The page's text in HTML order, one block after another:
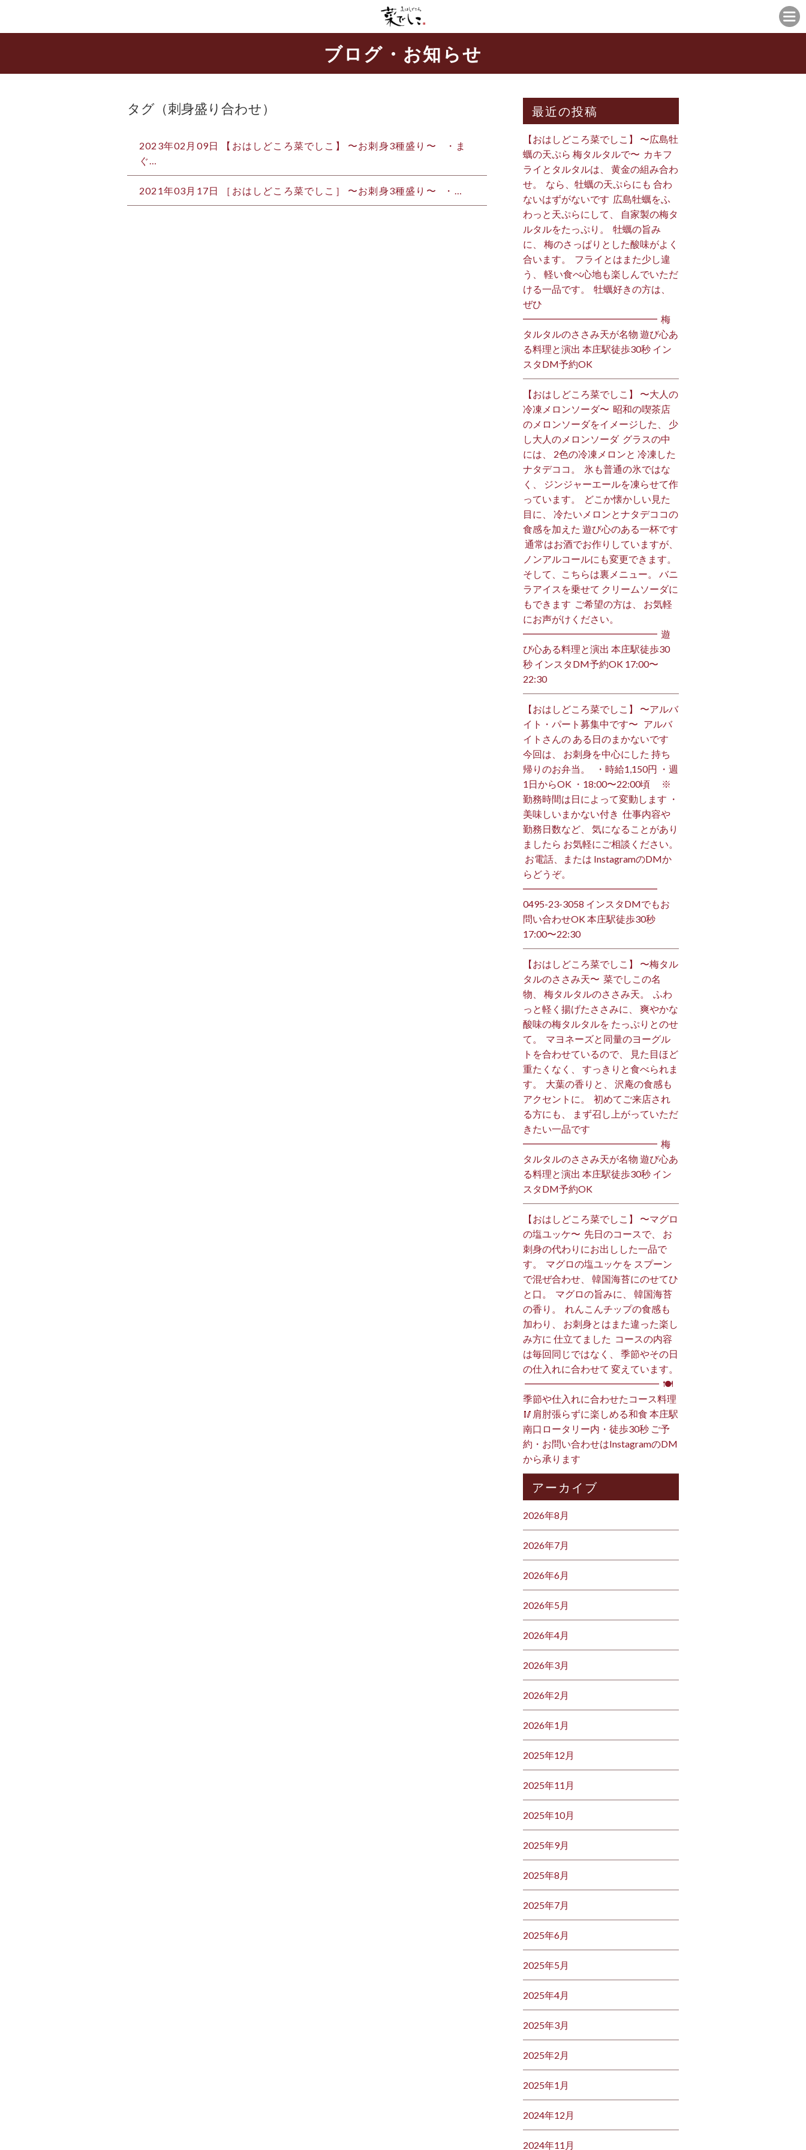
ブログ・お知らせ
タグ（刺身盛り合わせ）
2023年02月09日 【おはしどころ菜でしこ】 〜お刺身3種盛り〜 ⁡ ⁡ ・ま
ぐ…
2021年03月17日 ［おはしどころ菜でしこ］ 〜お刺身3種盛り〜 ・…
最近の投稿
【おはしどころ菜でしこ】 〜広島牡
蠣の天ぷら 梅タルタルで〜 ⁡ カキフ
ライとタルタルは、 黄金の組み合わ
せ。 ⁡ なら、牡蠣の天ぷらにも 合わ
ないはずがないです ⁡ 広島牡蠣をふ
わっと天ぷらにして、 自家製の梅タ
ルタルをたっぷり。 ⁡ 牡蠣の旨み
に、 梅のさっぱりとした酸味がよく
合います。 ⁡ フライとはまた少し違
う、 軽い食べ心地も楽しんでいただ
ける一品です。 ⁡ 牡蠣好きの方は、
ぜひ ⁡
━━━━━━━━━━━━━━ ⁡ 梅
タルタルのささみ天が名物 遊び心あ
る料理と演出 本庄駅徒歩30秒 イン
スタDM予約OK ⁡
【おはしどころ菜でしこ】 〜大人の
冷凍メロンソーダ〜 ⁡ 昭和の喫茶店
のメロンソーダをイメージした、 少
し大人のメロンソーダ ⁡ グラスの中
には、 2色の冷凍メロンと 冷凍した
ナタデココ。 ⁡ 氷も普通の氷ではな
く、 ジンジャーエールを凍らせて作
っています。 ⁡ どこか懐かしい見た
目に、 冷たいメロンとナタデココの
食感を加えた 遊び心のある一杯です
⁡ 通常はお酒でお作りしていますが、
ノンアルコールにも変更できます。 ⁡
そして、こちらは裏メニュー。 バニ
ラアイスを乗せて クリームソーダに
もできます ⁡ ご希望の方は、 お気軽
にお声がけください。 ⁡
━━━━━━━━━━━━━━ ⁡ 遊
び心ある料理と演出 本庄駅徒歩30
秒 インスタDM予約OK 17:00〜
22:30 ⁡
【おはしどころ菜でしこ】 〜アルバ
イト・パート募集中です〜 ⁡ ⁡ アルバ
イトさんの ある日のまかないです ⁡
今回は、 お刺身を中心にした 持ち
帰りのお弁当。 ⁡ ⁡ ・時給1,150円 ・週
1日からOK ・18:00〜22:00頃 ※
勤務時間は日によって変動します ・
美味しいまかない付き ⁡ 仕事内容や
勤務日数など、 気になることがあり
ましたら お気軽にご相談ください。
⁡ お電話、または InstagramのDMか
らどうぞ。 ⁡
━━━━━━━━━━━━━━ ⁡
️0495-23-3058 インスタDMでもお
問い合わせOK 本庄駅徒歩30秒
17:00〜22:30 ⁡
【おはしどころ菜でしこ】 〜梅タル
タルのささみ天〜 ⁡ 菜でしこの名
物、 梅タルタルのささみ天。 ⁡ ふわ
っと軽く揚げたささみに、 爽やかな
酸味の梅タルタルを たっぷりとのせ
て。 ⁡ マヨネーズと同量のヨーグル
トを合わせているので、 見た目ほど
重たくなく、 すっきりと食べられま
す。 ⁡ 大葉の香りと、 沢庵の食感も
アクセントに。 ⁡ 初めてご来店され
る方にも、 まず召し上がっていただ
きたい一品です️ ⁡
━━━━━━━━━━━━━━ ⁡ 梅
タルタルのささみ天が名物 遊び心あ
る料理と演出 本庄駅徒歩30秒 イン
スタDM予約OK ⁡
【おはしどころ菜でしこ】 〜マグロ
の塩ユッケ〜 ⁡ 先日のコースで、 お
刺身の代わりにお出しした一品で
す。 ⁡ マグロの塩ユッケを スプーン
で混ぜ合わせ、 韓国海苔にのせてひ
と口。 ⁡ マグロの旨みに、 韓国海苔
の香り。 ⁡ れんこんチップの食感も
加わり、 お刺身とはまた違った楽し
み方に 仕立てました️ ⁡ コースの内容
は毎回同じではなく、 季節やその日
の仕入れに合わせて 変えています。
⁡ ━━━━━━━━━━━━━━ ⁡ 🍽
季節や仕入れに合わせたコース料理
🥢肩肘張らずに楽しめる和食 本庄駅
南口ロータリー内・徒歩30秒 ご予
約・お問い合わせはInstagramのDM
から承ります ⁡
アーカイブ
2026年8月
2026年7月
2026年6月
2026年5月
2026年4月
2026年3月
2026年2月
2026年1月
2025年12月
2025年11月
2025年10月
2025年9月
2025年8月
2025年7月
2025年6月
2025年5月
2025年4月
2025年3月
2025年2月
2025年1月
2024年12月
2024年11月